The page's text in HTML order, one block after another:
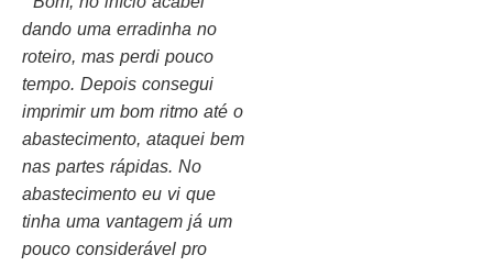
dando uma erradinha no
roteiro, mas perdi pouco
tempo. Depois consegui
imprimir um bom ritmo até o
abastecimento, ataquei bem
nas partes rápidas. No
abastecimento eu vi que
tinha uma vantagem já um
pouco considerável pro